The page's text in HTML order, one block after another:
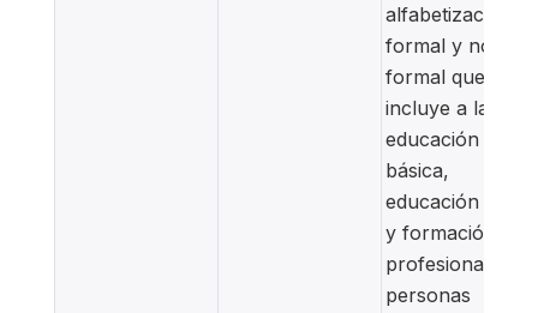
alfabetización
formal y no
formal que
incluye a la
educación
básica,
educación media
y formación
profesional,
personas